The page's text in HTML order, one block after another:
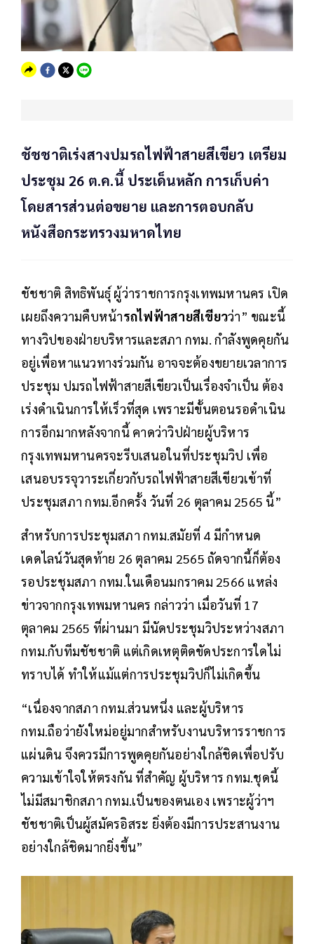
ชัชชาติเร่งสางปมรถไฟฟ้าสายสีเขียว เตรียม
ประชุม 26 ต.ค.นี้ ประเด็นหลัก การเก็บค่า
โดยสารส่วนต่อขยาย และการตอบกลับ
หนังสือกระทรวงมหาดไทย
ชัชชาติ สิทธิพันธุ์ ผู้ว่าราชการกรุงเทพมหานคร เปิด
เผยถึงความคืบหน้ารถไฟฟ้าสายสีเขียวว่า” ขณะนี้
ทางวิปของฝ่ายบริหารและสภา กทม. กำลังพูดคุยกัน
อยู่เพื่อหาแนวทางร่วมกัน อาจจะต้องขยายเวลาการ
ประชุม ปมรถไฟฟ้าสายสีเขียวเป็นเรื่องจำเป็น ต้อง
เร่งดำเนินการให้เร็วที่สุด เพราะมีขั้นตอนรอดำเนิน
การอีกมากหลังจากนี้ คาดว่าวิปฝ่ายผู้บริหาร
กรุงเทพมหานครจะรีบเสนอในที่ประชุมวิป เพื่อ
เสนอบรรจุวาระเกี่ยวกับรถไฟฟ้าสายสีเขียวเข้าที่
ประชุมสภา กทม.อีกครั้ง วันที่ 26 ตุลาคม 2565 นี้”
สำหรับการประชุมสภา กทม.สมัยที่ 4 มีกำหนด
เดดไลน์วันสุดท้าย 26 ตุลาคม 2565 ถัดจากนี้ก็ต้อง
รอประชุมสภา กทม.ในเดือนมกราคม 2566 แหล่ง
ข่าวจากกรุงเทพมหานคร กล่าวว่า เมื่อวันที่ 17
ตุลาคม 2565 ที่ผ่านมา มีนัดประชุมวิประหว่างสภา
กทม.กับทีมชัชชาติ แต่เกิดเหตุติดขัดประการใดไม่
ทราบได้ ทำให้แม้แต่การประชุมวิปก็ไม่เกิดขึ้น
“เนื่องจากสภา กทม.ส่วนหนึ่ง และผู้บริหาร
กทม.ถือว่ายังใหม่อยู่มากสำหรับงานบริหารราชการ
แผ่นดิน จึงควรมีการพูดคุยกันอย่างใกล้ชิดเพื่อปรับ
ความเข้าใจให้ตรงกัน ที่สำคัญ ผู้บริหาร กทม.ชุดนี้
ไม่มีสมาชิกสภา กทม.เป็นของตนเอง เพราะผู้ว่าฯ
ชัชชาติเป็นผู้สมัครอิสระ ยิ่งต้องมีการประสานงาน
อย่างใกล้ชิดมากยิ่งขึ้น”